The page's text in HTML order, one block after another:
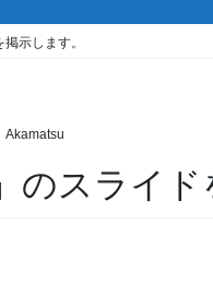
示します。
Akamatsu
のスライド